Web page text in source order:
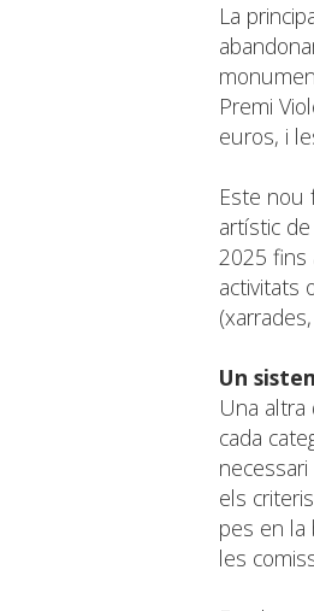
La
Premi
euros, i
Este nou
artístic
2025 fins
activitats
Un
Una
cada
els
pes en la
les